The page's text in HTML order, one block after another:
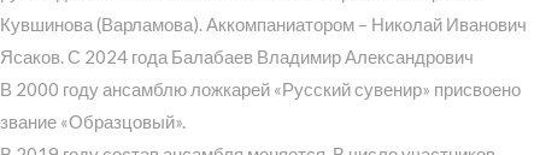
Кувшинова (Варламова). Аккомпаниатором – Николай Иванович
Ясаков. С 2024 года Балабаев Владимир Александрович
В 2000 году ансамблю ложкарей «Русский сувенир» присвоено
звание «Образцовый».